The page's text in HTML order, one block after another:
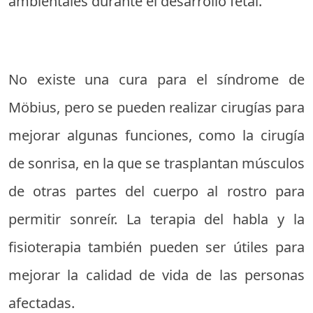
No existe una cura para el síndrome de
Möbius, pero se pueden realizar cirugías para
mejorar algunas funciones, como la cirugía
de sonrisa, en la que se trasplantan músculos
de otras partes del cuerpo al rostro para
permitir sonreír. La terapia del habla y la
fisioterapia también pueden ser útiles para
mejorar la calidad de vida de las personas
afectadas.